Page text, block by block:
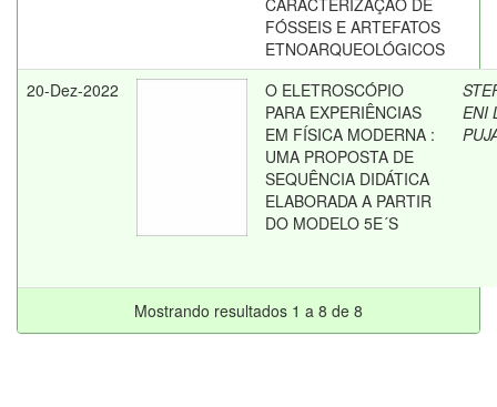
CARACTERIZAÇÃO DE
FÓSSEIS E ARTEFATOS
ETNOARQUEOLÓGICOS
20-Dez-2022
O ELETROSCÓPIO
PARA EXPERIÊNCIAS
EM FÍSICA MODERNA :
UMA PROPOSTA DE
SEQUÊNCIA DIDÁTICA
ELABORADA A PARTIR
DO MODELO 5E´S
ENI
Mostrando resultados 1 a 8 de 8